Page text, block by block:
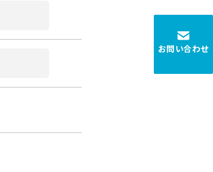
お問い合わせ